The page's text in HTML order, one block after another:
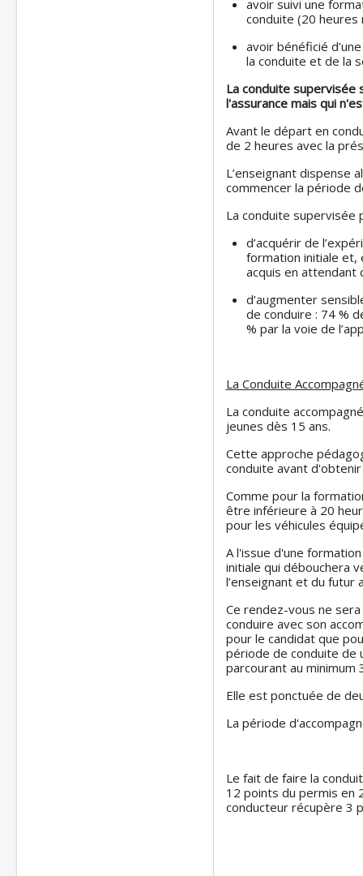
avoir suivi une
conduite (20
avoir bénéficié
la conduite et de la
La conduite supervisée
l'assurance mais qui
Avant le départ en
de 2 heures avec la
L’enseignant dispense
commencer la période
La conduite supervisée
d’acquérir de
formation initiale et,
acquis en attendant
d’augmenter
de conduire : 74 %
% par la voie de
La Conduite
La conduite
jeunes dès 15 ans.
Cette approche
conduite avant
Comme pour la
être inférieure à 20
pour les véhicules
A l'issue d'une
initiale qui débouchera
l’enseignant et du futur
Ce rendez-vous ne
conduire avec son
pour le candidat que
période de conduite de
parcourant au minimum
Elle est ponctuée de
La période
Le fait de faire la
12 points du permis en
conducteur récupère 3